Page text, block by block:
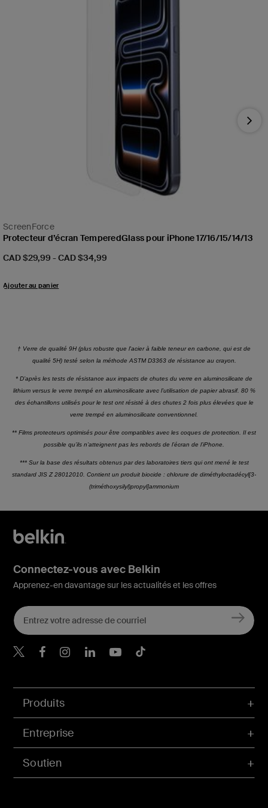
ScreenForce
Protecteur d’écran TemperedGlass pour iPhone 17/16/15/14/13
Prix:
CAD $29,99 -CAD $34,99
Ajouter au panier
Next
† Verre de qualité 9H (plus robuste que l'acier à faible teneur en carbone, qui est de
qualité 5H) testé selon la méthode ASTM D3363 de résistance au crayon.
* D’après les tests de résistance aux impacts de chutes du verre en aluminosilicate de
lithium versus le verre trempé en aluminosilicate avec l’utilisation de papier abrasif. 80 %
des échantillons utilisés pour le test ont résisté à des chutes 2 fois plus élevées que le
verre trempé en aluminosilicate conventionnel.
** Films protecteurs optimisés pour être compatibles avec les coques de protection. Il est
possible qu’ils n’atteignent pas les rebords de l’écran de l’iPhone.
*** Sur la base des résultats obtenus par des laboratoires tiers qui ont mené le test
standard JIS Z 28012010. Contient un produit biocide : chlorure de diméthyloctadécyl[3-
(triméthoxysilyl)propyl]ammonium
Produits
Entreprise
Soutien
Connectez-vous avec Belkin
Apprenez-en davantage sur les actualités et les offres
Belkin Twitter
Belkin Facebook
Belkin Instagram
Belkin LinkedIn
Belkin Youtube
Belkin TikTok